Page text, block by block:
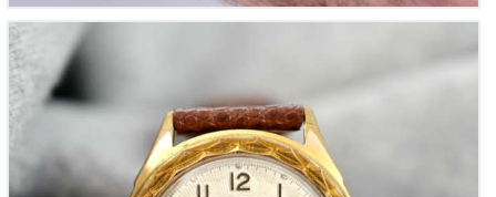
Courtoise vintage « Montre habillée de Courtoisie »